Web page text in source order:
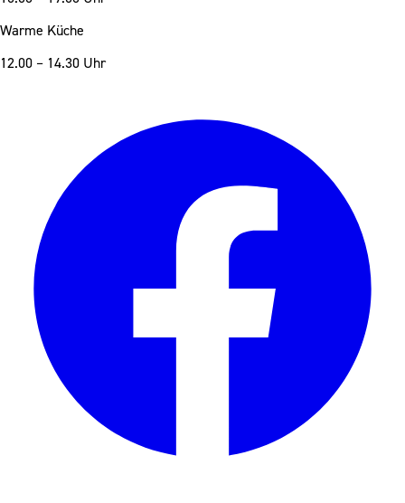
Warme Küche
12.00 – 14.30 Uhr